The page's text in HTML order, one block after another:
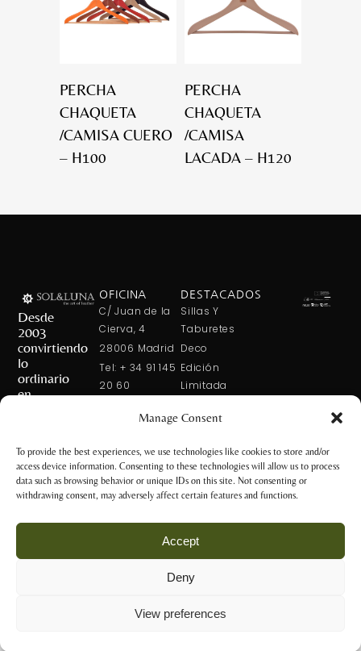
Manage Consent
To provide the best experiences, we use technologies like cookies to store and/or
access device information. Consenting to these technologies will allow us to process
data such as browsing behavior or unique IDs on this site. Not consenting or
withdrawing consent, may adversely affect certain features and functions.
Accept
Deny
View preferences
PERCHA
CHAQUETA
/CAMISA CUERO
– H100
PERCHA
CHAQUETA
/CAMISA
LACADA – H120
Desde
2003
convirtiendo
lo
ordinario
en
OFICINA
C/ Juan de la
Cierva, 4
28006 Madrid
Tel: + 34 91 145
20 60
TIENDA
C/ Núñez de
+34 917 81 28
+34 600 421 113
DESTACADOS
Sillas Y
Taburetes
Deco
Edición
Limitada
Mesa
Chic